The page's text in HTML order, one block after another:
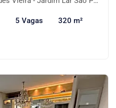
5 Vagas 320 m²